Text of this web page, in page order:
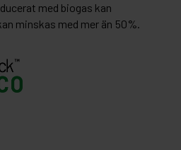
med biogas kan
minskas med mer än 50%.